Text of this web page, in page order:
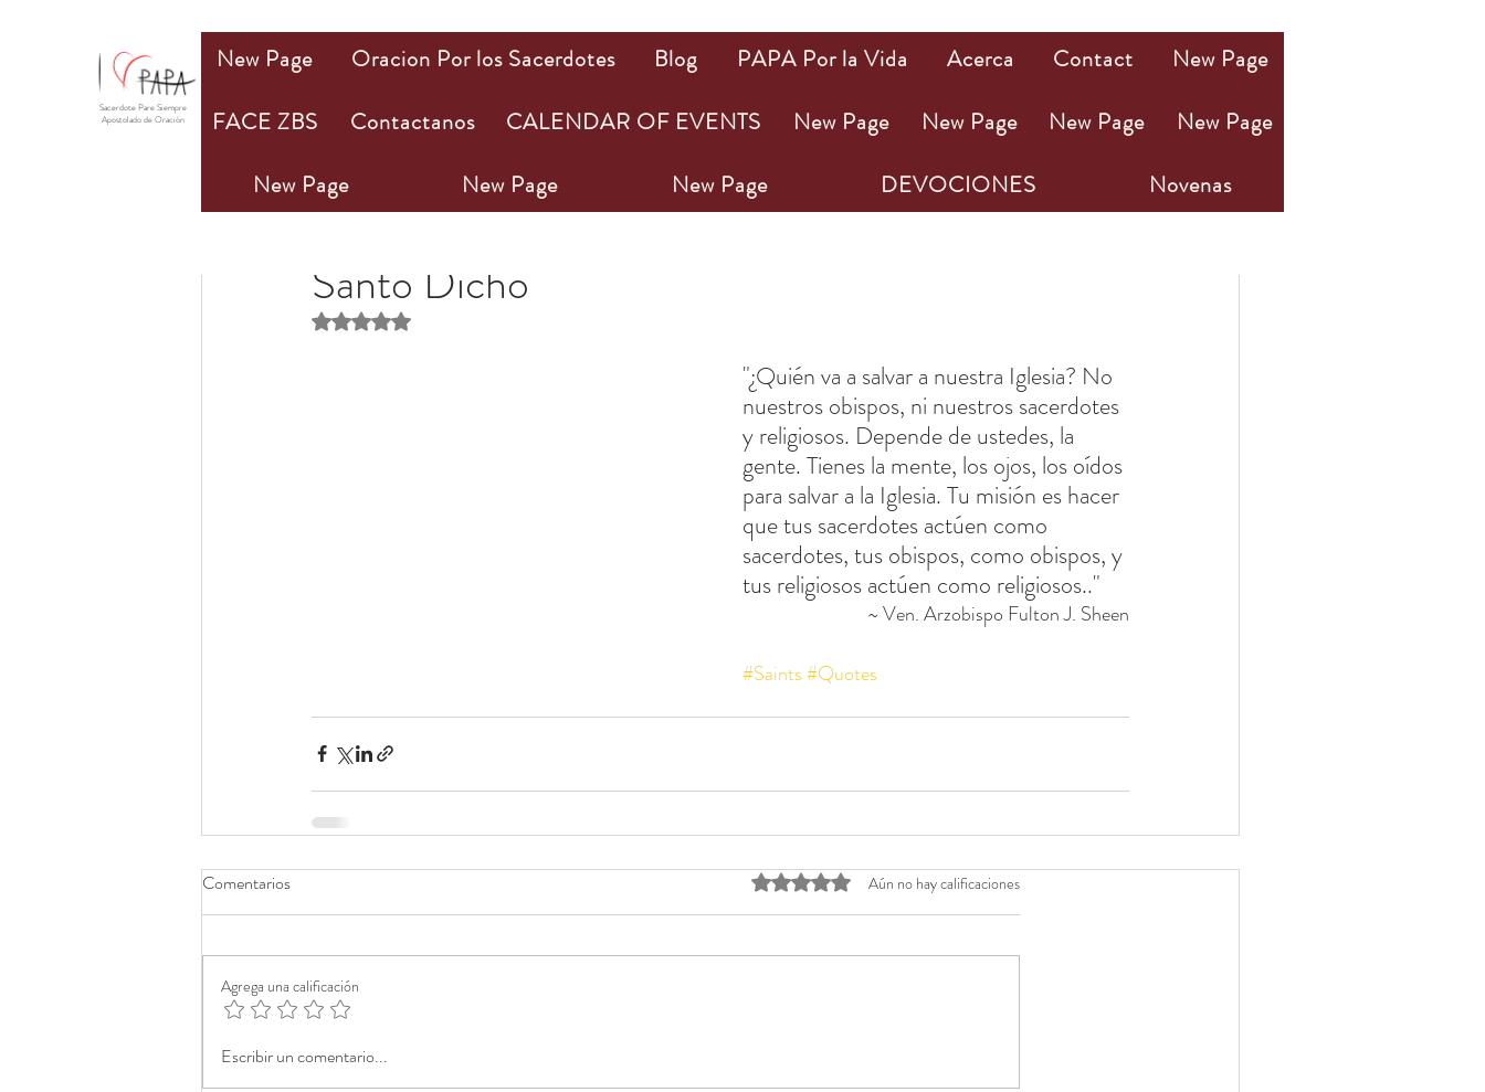
Santo Dicho
Obtuvo NaN de 5 estrellas.
"¿Quién va a salvar a nuestra Iglesia? No
nuestros obispos, ni nuestros sacerdotes
y religiosos. Depende de ustedes, la
gente. Tienes la mente, los ojos, los oídos
para salvar a la Iglesia. Tu misión es hacer
que tus sacerdotes actúen como
sacerdotes, tus obispos, como obispos, y
tus religiosos actúen como religiosos.."
~ Ven. Arzobispo Fulton J. Sheen
#Saints#Quotes
Comentarios Obtuvo 0 de 5 estrellas.Aún no hay calificaciones
Agrega una calificación
Escribir un comentario...
New Page Oracion Por los Sacerdotes Blog PAPA Por la Vida Acerca Contact
New Page
FACE ZBS
Contactanos CALENDAR OF EVENTS New Page New Page New Page
New Page
New Page
New Page New Page DEVOCIONES Novenas
Sacerdote Pare Siempre
Apostolado de Oración